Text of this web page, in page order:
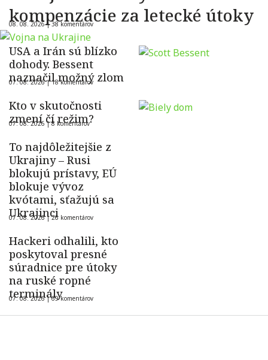
kompenzácie za letecké útoky
08. 08. 2026 |38 komentárov
USA a Irán sú blízko
dohody. Bessent
naznačil možný zlom
07. 08. 2026 |18 komentárov
Kto v skutočnosti
zmení čí režim?
07. 08. 2026 |8 komentárov
To najdôležitejšie z
Ukrajiny – Rusi
blokujú prístavy, EÚ
blokuje vývoz
kvótami, sťažujú sa
Ukrajinci
07. 08. 2026 |26 komentárov
Hackeri odhalili, kto
poskytoval presné
súradnice pre útoky
na ruské ropné
terminály
07. 08. 2026 |69 komentárov